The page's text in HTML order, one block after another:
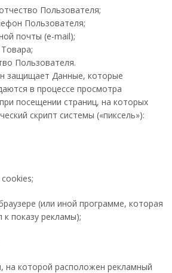
Пользователя;
Пользователя;
почты (e-mail);
Пользователя.
защищает Данные, которые
в процессе просмотра
посещении страниц, на которых
скрипт системы («пиксель»):
(или иной программе, которая
к показу рекламы);
которой расположен рекламный